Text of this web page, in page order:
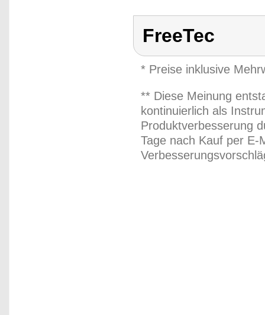
FreeTec
* Preise inklusive
** Diese Meinung
kontinuierlich als
Produktverbesserung
Tage nach Kauf per E-